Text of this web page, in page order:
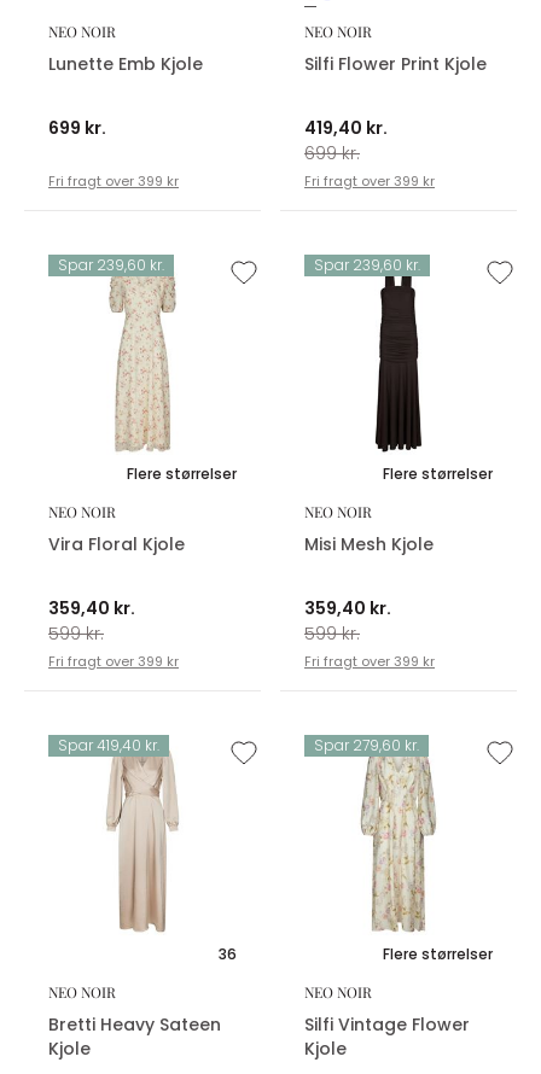
NEO NOIR
Lunette Emb Kjole
699 kr.
Fri fragt over 399 kr
NEO NOIR
Silfi Flower Print Kjole
419,40 kr.
699 kr.
Fri fragt over 399 kr
Spar 239,60 kr.
Flere størrelser
NEO NOIR
Vira Floral Kjole
359,40 kr.
599 kr.
Fri fragt over 399 kr
Spar 239,60 kr.
Flere størrelser
NEO NOIR
Misi Mesh Kjole
359,40 kr.
599 kr.
Fri fragt over 399 kr
Spar 419,40 kr.
36
NEO NOIR
Bretti Heavy Sateen
Kjole
Spar 279,60 kr.
Flere størrelser
NEO NOIR
Silfi Vintage Flower
Kjole